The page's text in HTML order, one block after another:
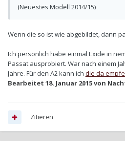
(Neuestes Modell 2014/15)
Wenn die so ist wie abgebildet, dann
Ich persönlich habe einmal Exide in
Passat ausprobiert. War nach einem
Jahre. Für den A2 kann ich die da
Bearbeitet 18. Januar 2015von
Zitieren